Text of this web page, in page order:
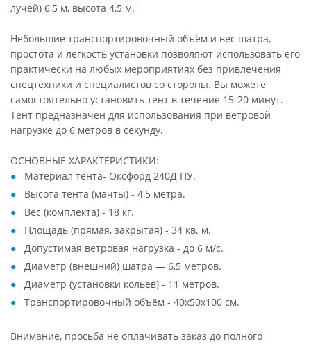
лучей) 6,5 м, высота 4,5 м.
Небольшие транспортировочный объём и вес шатра,
простота и лёгкость установки позволяют использовать его
практически на любых мероприятиях без привлечения
спецтехники и специалистов со стороны. Вы можете
самостоятельно установить тент в течение 15-20 минут.
Тент предназначен для использования при ветровой
нагрузке до 6 метров в секунду.
ОСНОВНЫЕ ХАРАКТЕРИСТИКИ:
Материал тента- Оксфорд 240Д ПУ.
Высота тента (мачты) - 4,5 метра.
Вес (комплекта) - 18 кг.
Площадь (прямая, закрытая) - 34 кв. м.
Допустимая ветровая нагрузка - до 6 м/с.
Диаметр (внешний) шатра — 6,5 метров.
Диаметр (установки кольев) - 11 метров.
Транспортировочный объём - 40х50х100 см.
Внимание, просьба не оплачивать заказ до полного